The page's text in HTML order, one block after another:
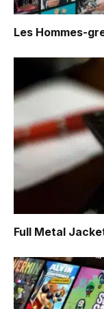
Les Hommes-
Full Metal